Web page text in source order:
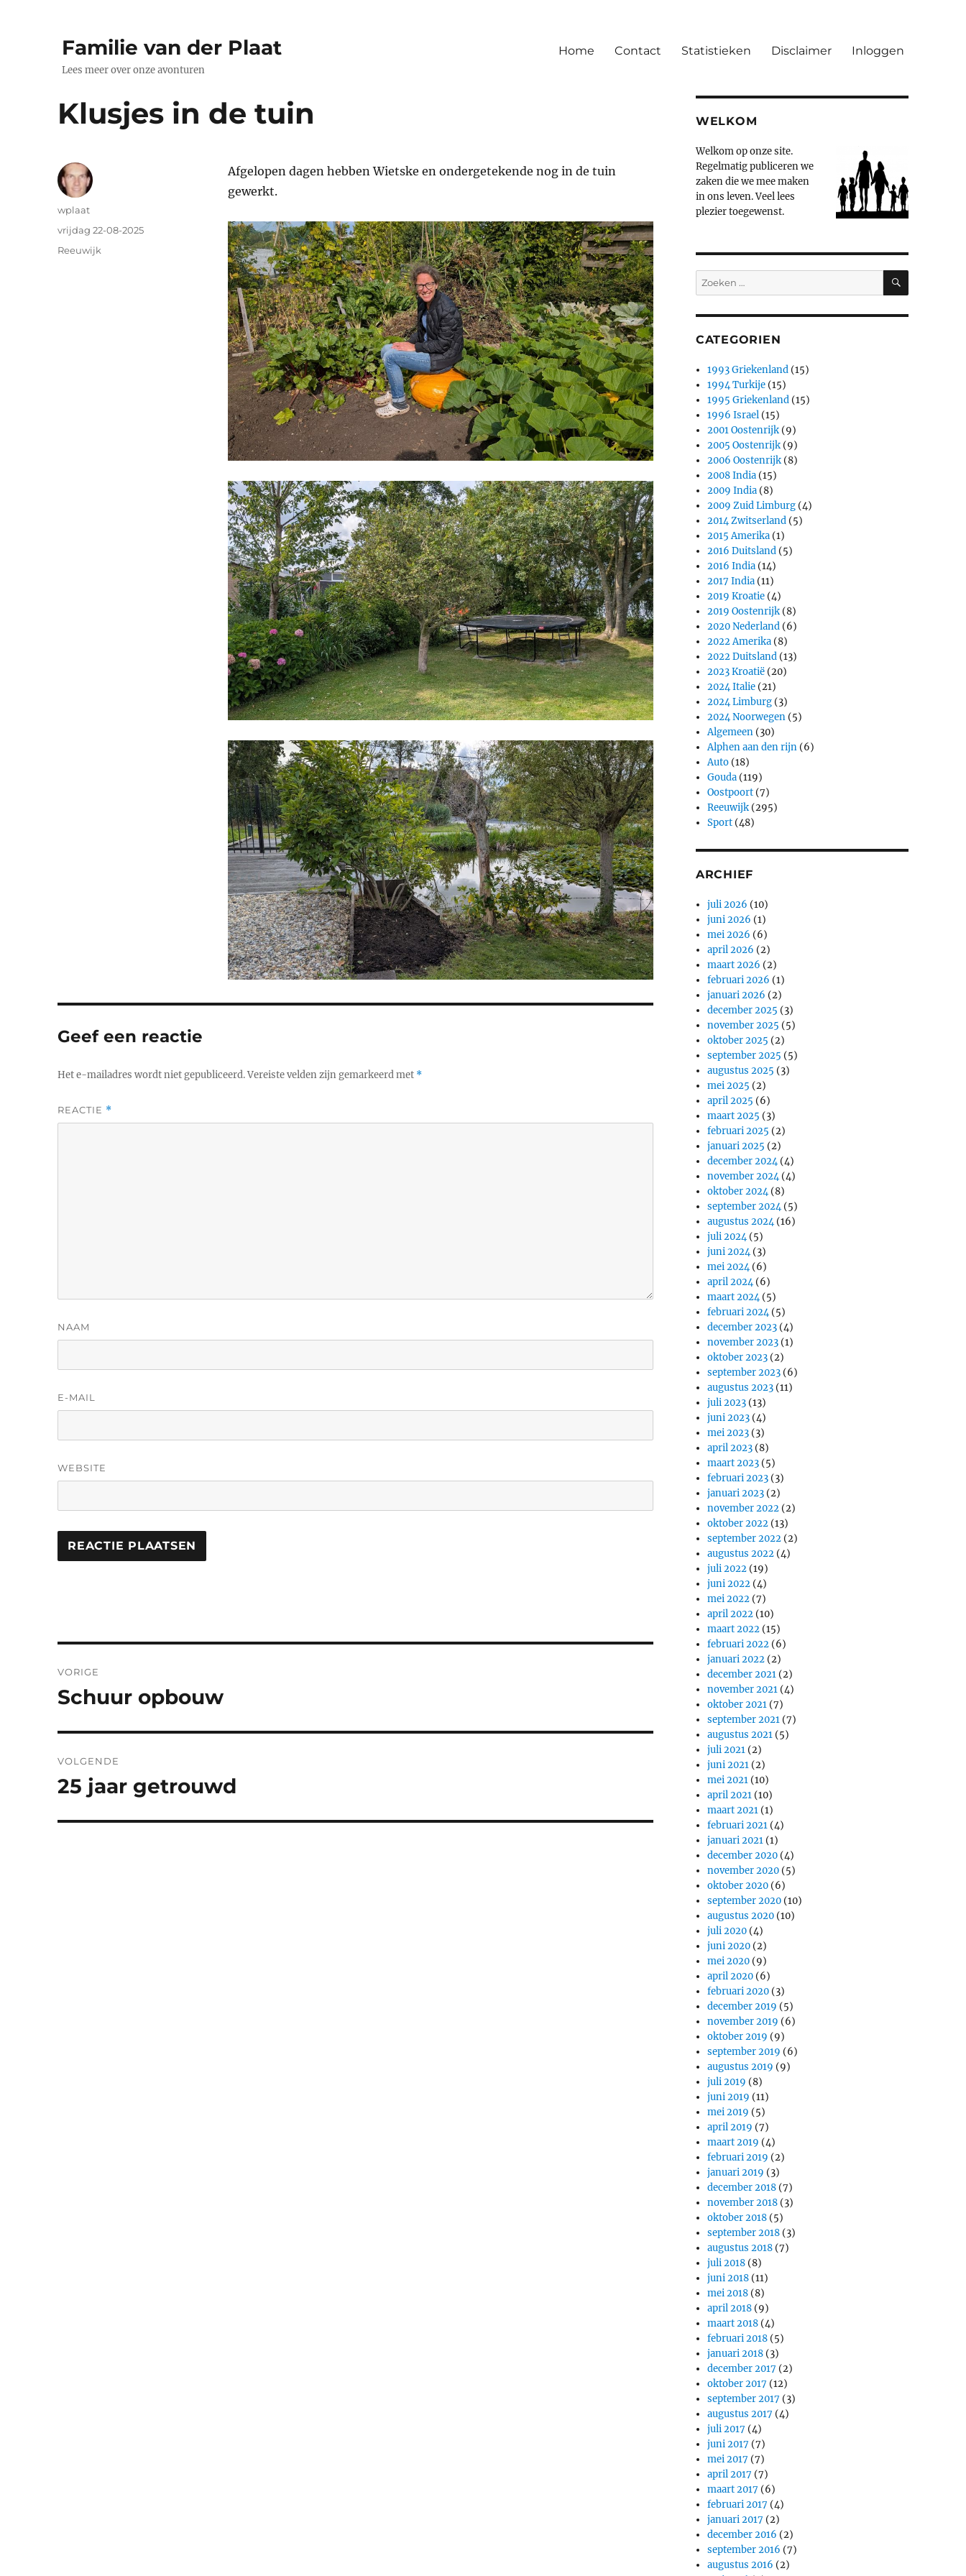
Familie van der Plaat
Lees meer over onze avonturen
Home Contact Statistieken Disclaimer Inloggen
Klusjes in de tuin
Afgelopen dagen hebben Wietske en ondergetekende nog in de tuin
gewerkt.
Auteur
wplaat
Geplaatst
vrijdag 22-08-2025
Categorieën
Reeuwijk
Geef een reactie
Het e-mailadres wordt niet gepubliceerd.Vereiste velden zijn gemarkeerd met *
REACTIE *
NAAM
E-MAIL
WEBSITE
VORIGE
Vorig
Schuur opbouw
VOLGENDE
Volgend
25 jaar getrouwd
WELKOM
Welkom op onze site.
Regelmatig publiceren we
zaken die we mee maken
in ons leven. Veel lees
plezier toegewenst.
Zoeken
naar:
ZOEKEN
CATEGORIEN
1993 Griekenland (15)
1994 Turkije (15)
1995 Griekenland (15)
1996 Israel (15)
2001 Oostenrijk (9)
2005 Oostenrijk (9)
2006 Oostenrijk (8)
2008 India (15)
2009 India (8)
2009 Zuid Limburg (4)
2014 Zwitserland (5)
2015 Amerika (1)
2016 Duitsland (5)
2016 India (14)
2017 India (11)
2019 Kroatie (4)
2019 Oostenrijk (8)
2020 Nederland (6)
2022 Amerika (8)
2022 Duitsland (13)
2023 Kroatië (20)
2024 Italie (21)
2024 Limburg (3)
2024 Noorwegen (5)
Algemeen (30)
Alphen aan den rijn (6)
Auto (18)
Gouda (119)
Oostpoort (7)
Reeuwijk (295)
Sport (48)
ARCHIEF
juli 2026 (10)
juni 2026 (1)
mei 2026 (6)
april 2026 (2)
maart 2026 (2)
februari 2026 (1)
januari 2026 (2)
december 2025 (3)
november 2025 (5)
oktober 2025 (2)
september 2025 (5)
augustus 2025 (3)
mei 2025 (2)
april 2025 (6)
maart 2025 (3)
februari 2025 (2)
januari 2025 (2)
december 2024(4)
november 2024(4)
oktober 2024(8)
september 2024(5)
augustus 2024(16)
juli 2024(5)
juni 2024(3)
mei 2024(6)
april 2024(6)
maart 2024(5)
februari 2024(5)
december 2023 (4)
november 2023 (1)
oktober 2023 (2)
september 2023 (6)
augustus 2023 (11)
juli 2023 (13)
juni 2023 (4)
mei 2023 (3)
april 2023 (8)
maart 2023 (5)
februari 2023 (3)
januari 2023 (2)
november 2022 (2)
oktober 2022 (13)
september 2022 (2)
augustus 2022 (4)
juli 2022 (19)
juni 2022 (4)
mei 2022 (7)
april 2022 (10)
maart 2022 (15)
februari 2022 (6)
januari 2022 (2)
december 2021 (2)
november 2021 (4)
oktober 2021 (7)
september 2021 (7)
augustus 2021 (5)
juli 2021 (2)
juni 2021 (2)
mei 2021 (10)
april 2021 (10)
maart 2021 (1)
februari 2021 (4)
januari 2021 (1)
december 2020 (4)
november 2020 (5)
oktober 2020 (6)
september 2020 (10)
augustus 2020 (10)
juli 2020 (4)
juni 2020 (2)
mei 2020 (9)
april 2020 (6)
februari 2020 (3)
december 2019 (5)
november 2019 (6)
oktober 2019 (9)
september 2019 (6)
augustus 2019 (9)
juli 2019 (8)
juni 2019 (11)
mei 2019 (5)
april 2019 (7)
maart 2019 (4)
februari 2019 (2)
januari 2019 (3)
december 2018 (7)
november 2018 (3)
oktober 2018 (5)
september 2018 (3)
augustus 2018 (7)
juli 2018 (8)
juni 2018 (11)
mei 2018 (8)
april 2018 (9)
maart 2018 (4)
februari 2018 (5)
januari 2018 (3)
december 2017 (2)
oktober 2017 (12)
september 2017 (3)
augustus 2017 (4)
juli 2017 (4)
juni 2017 (7)
mei 2017 (7)
april 2017 (7)
maart 2017 (6)
februari 2017 (4)
januari 2017 (2)
december 2016 (2)
september 2016 (7)
augustus 2016 (2)